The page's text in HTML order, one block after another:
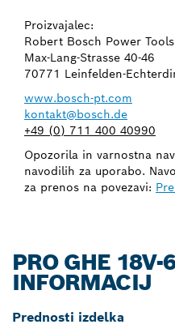
Proizvajalec:
Robert Bosch Power
Max-Lang-Strasse 40-46
70771 Leinfelden-
www.bosch-pt.com
kontakt@bosch.de
+49 (0) 711 400 40990
Opozorila in varnostna
navodilih za uporabo.
za prenos na povezavi:
PRO GHE
INFORMACIJ
Prednosti izdelka